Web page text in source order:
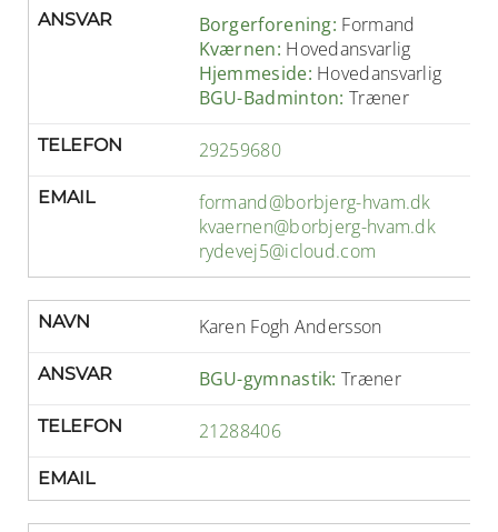
ANSVAR Borgerforening: Formand
Kværnen: Hovedansvarlig
Hjemmeside: Hovedansvarlig
BGU-Badminton:Træner
TELEFON 29259680
EMAIL
formand@borbjerg-hvam.dk
kvaernen@borbjerg-hvam.dk
rydevej5@icloud.com
NAVN Karen Fogh Andersson
ANSVAR BGU-gymnastik:Træner
TELEFON 21288406
EMAIL